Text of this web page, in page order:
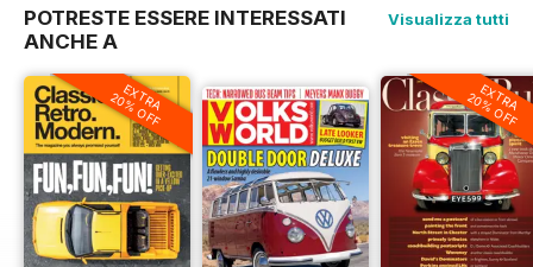
POTRESTE ESSERE INTERESSATI
ANCHE A
Visualizza tutti
EXTRA
20% OFF EXTRA
20% OFF